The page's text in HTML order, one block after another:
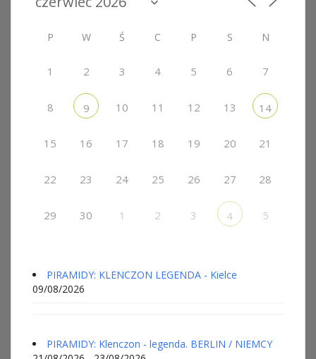
P W Ś C P S N
1 2 3 4 5 6 7
8 9 10 11 12 13 14
15 16 17 18 19 20 21
22 23 24 25 26 27 28
29 30 1 2 3 4 5
PIRAMIDY: KLENCZON LEGENDA - Kielce
09/08/2026
PIRAMIDY: Klenczon - legenda. BERLIN / NIEMCY